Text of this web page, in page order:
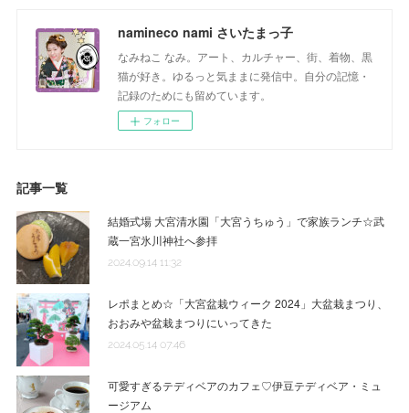
namineco nami さいたまっ子
なみねこ なみ。アート、カルチャー、街、着物、黒
猫が好き。ゆるっと気ままに発信中。自分の記憶・
記録のためにも留めています。
フォロー
記事一覧
結婚式場 大宮清水園「大宮うちゅう」で家族ランチ☆武
蔵一宮氷川神社へ参拝
2024.09.14 11:32
レポまとめ☆「大宮盆栽ウィーク 2024」大盆栽まつり、
おおみや盆栽まつりにいってきた
2024.05.14 07:46
可愛すぎるテディベアのカフェ♡伊豆テディベア・ミュ
ージアム